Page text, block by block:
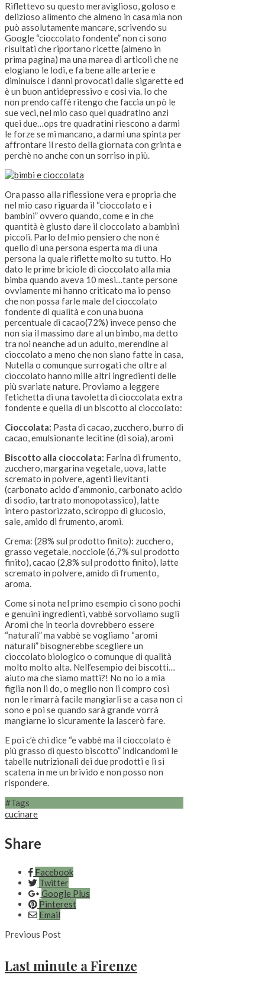
Riflettevo su questo meraviglioso, goloso e
delizioso alimento che almeno in casa mia non
può assolutamente mancare, scrivendo su
Google “cioccolato fondente” non ci sono
risultati che riportano ricette (almeno in
prima pagina) ma una marea di articoli che ne
elogiano le lodi, e fa bene alle arterie e
diminuisce i danni provocati dalle sigarette ed
è un buon antidepressivo e così via. Io che
non prendo caffè ritengo che faccia un pò le
sue veci, nel mio caso quel quadratino anzi
quei due…ops tre quadratini riescono a darmi
le forze se mi mancano, a darmi una spinta per
affrontare il resto della giornata con grinta e
perchè no anche con un sorriso in più.
Ora passo alla riflessione vera e propria che
nel mio caso riguarda il “cioccolato e i
bambini” ovvero quando, come e in che
quantità è giusto dare il cioccolato a bambini
piccoli. Parlo del mio pensiero che non è
quello di una persona esperta ma di una
persona la quale riflette molto su tutto. Ho
dato le prime briciole di cioccolato alla mia
bimba quando aveva 10 mesi…tante persone
ovviamente mi hanno criticato ma io penso
che non possa farle male del cioccolato
fondente di qualità e con una buona
percentuale di cacao(72%) invece penso che
non sia il massimo dare al un bimbo, ma detto
tra noi neanche ad un adulto, merendine al
cioccolato a meno che non siano fatte in casa,
Nutella o comunque surrogati che oltre al
cioccolato hanno mille altri ingredienti delle
più svariate nature. Proviamo a leggere
l’etichetta di una tavoletta di cioccolata extra
fondente e quella di un biscotto al cioccolato:
Cioccolata: Pasta di cacao, zucchero, burro di
cacao, emulsionante lecitine (di soia), aromi
Biscotto alla cioccolata: Farina di frumento,
zucchero, margarina vegetale, uova, latte
scremato in polvere, agenti lievitanti
(carbonato acido d’ammonio, carbonato acido
di sodio, tartrato monopotassico), latte
intero pastorizzato, sciroppo di glucosio,
sale, amido di frumento, aromi.
Crema: (28% sul prodotto finito): zucchero,
grasso vegetale, nocciole (6,7% sul prodotto
finito), cacao (2,8% sul prodotto finito), latte
scremato in polvere, amido di frumento,
aroma.
Come si nota nel primo esempio ci sono pochi
e genuini ingredienti, vabbè sorvoliamo sugli
Aromi che in teoria dovrebbero essere
“naturali” ma vabbè se vogliamo “aromi
naturali” bisognerebbe scegliere un
cioccolato biologico o comunque di qualità
molto molto alta. Nell’esempio dei biscotti…
aiuto ma che siamo matti?! No no io a mia
figlia non li do, o meglio non li compro così
non le rimarrà facile mangiarli se a casa non ci
sono e poi se quando sarà grande vorrà
mangiarne io sicuramente la lascerò fare.
E poi c’è chi dice “e vabbè ma il cioccolato è
più grasso di questo biscotto” indicandomi le
tabelle nutrizionali dei due prodotti e lì si
scatena in me un brivido e non posso non
rispondere.
#Tags
cucinare
Share
Facebook
Twitter
Google Plus
Pinterest
Email
Previous Post
Last minute a Firenze